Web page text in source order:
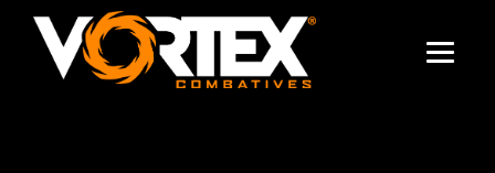
2º CURSO DE
COMBATE CON